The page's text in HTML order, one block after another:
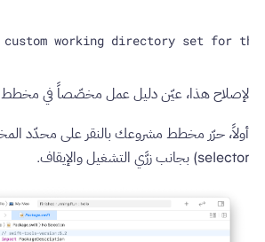
لإصلاح هذا، عيّن دليل عمل مخصّصاً في مخطط Xcode لمشروعك.
selector) بجانب زرَّي التشغيل والإيقاف.